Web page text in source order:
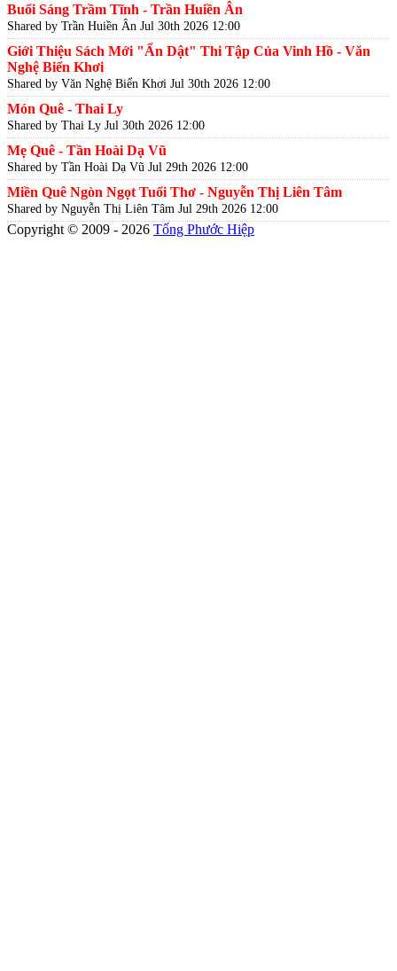
Buổi Sáng Trầm Tĩnh - Trần Huiền Ân
Shared by Trần Huiền Ân Jul 30th 2026 12:00
Giới Thiệu Sách Mới "Ẩn Dật" Thi Tập Của Vinh Hồ - Văn
Nghệ Biển Khơi
Shared by Văn Nghệ Biển Khơi Jul 30th 2026 12:00
Món Quê - Thai Ly
Shared by Thai Ly Jul 30th 2026 12:00
Mẹ Quê - Tần Hoài Dạ Vũ
Shared by Tần Hoài Dạ Vũ Jul 29th 2026 12:00
Miền Quê Ngòn Ngọt Tuổi Thơ - Nguyễn Thị Liên Tâm
Shared by Nguyễn Thị Liên Tâm Jul 29th 2026 12:00
Copyright © 2009 - 2026 Tống Phước Hiệp